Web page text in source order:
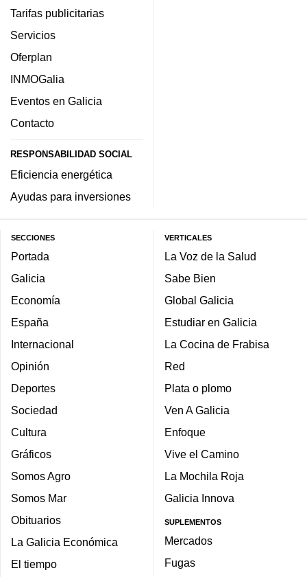
Tarifas publicitarias
Servicios
Oferplan
INMOGalia
Eventos en Galicia
Contacto
RESPONSABILIDAD SOCIAL
Eficiencia energética
Ayudas para inversiones
SECCIONES
Portada
Galicia
Economía
España
Internacional
Opinión
Deportes
Sociedad
Cultura
Gráficos
Somos Agro
Somos Mar
Obituarios
La Galicia Económica
El tiempo
VERTICALES
La Voz de la Salud
Sabe Bien
Global Galicia
Estudiar en Galicia
La Cocina de Frabisa
Red
Plata o plomo
Ven A Galicia
Enfoque
Vive el Camino
La Mochila Roja
Galicia Innova
SUPLEMENTOS
Mercados
Fugas